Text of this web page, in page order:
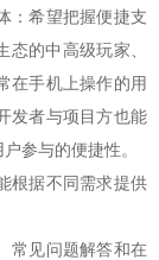
：希望把握便捷支
的中高级玩家、
在手机上操作的用
发者与项目方也能
参与的便捷性。
根据不同需求提供
常见问题解答和在